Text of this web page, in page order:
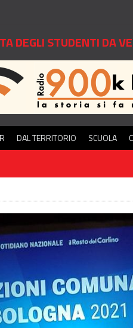
DEGLI STUDENTI DA
DAL TERRITORIO SCUOLA